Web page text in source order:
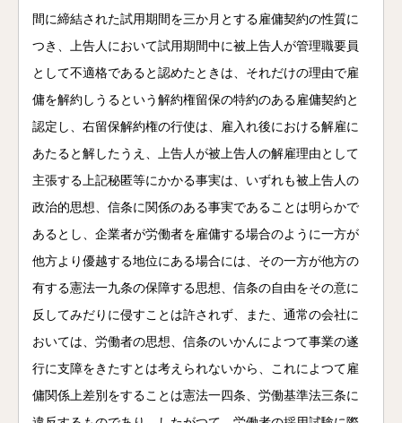
間に締結された試用期間を三か月とする雇傭契約の性質に
つき、上告人において試用期間中に被上告人が管理職要員
として不適格であると認めたときは、それだけの理由で雇
傭を解約しうるという解約権留保の特約のある雇傭契約と
認定し、右留保解約権の行使は、雇入れ後における解雇に
あたると解したうえ、上告人が被上告人の解雇理由として
主張する上記秘匿等にかかる事実は、いずれも被上告人の
政治的思想、信条に関係のある事実であることは明らかで
あるとし、企業者が労働者を雇傭する場合のように一方が
他方より優越する地位にある場合には、その一方が他方の
有する憲法一九条の保障する思想、信条の自由をその意に
反してみだりに侵すことは許されず、また、通常の会社に
おいては、労働者の思想、信条のいかんによつて事業の遂
行に支障をきたすとは考えられないから、これによつて雇
傭関係上差別をすることは憲法一四条、労働基準法三条に